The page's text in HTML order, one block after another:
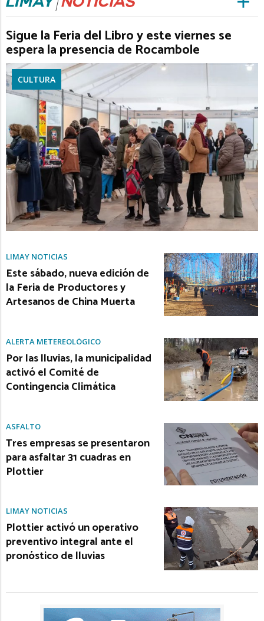
Sigue la Feria del Libro y este viernes se
espera la presencia de Rocambole
CULTURA
LIMAY NOTICIAS
Este sábado, nueva edición de
la Feria de Productores y
Artesanos de China Muerta
ALERTA METEREOLÓGICO
Por las lluvias, la municipalidad
activó el Comité de
Contingencia Climática
ASFALTO
Tres empresas se presentaron
para asfaltar 31 cuadras en
Plottier
LIMAY NOTICIAS
Plottier activó un operativo
preventivo integral ante el
pronóstico de lluvias